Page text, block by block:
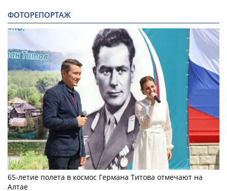
ФОТОРЕПОРТАЖ
65-летие полета в космос Германа Титова отмечают на
Алтае